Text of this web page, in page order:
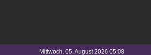
Mittwoch, 05. August 2026 05:08